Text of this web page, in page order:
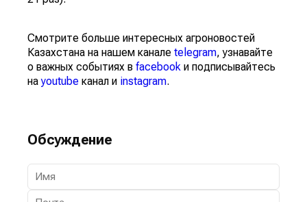
Смотрите больше интересных агроновостей
Казахстана на нашем канале telegram, узнавайте
о важных событиях в facebook и подписывайтесь
наyoutube канал и instagram.
Обсуждение